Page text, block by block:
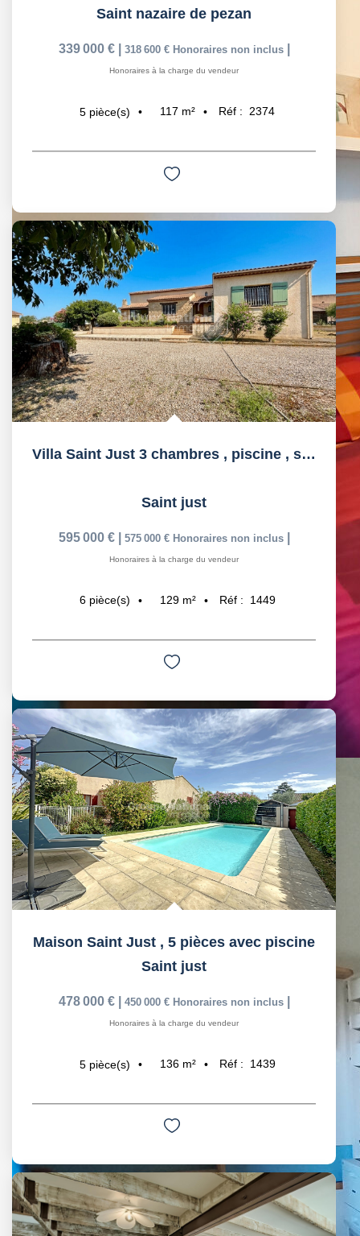
Saint nazaire de pezan
339 000 € 318 600 € Honoraires non inclus
Honoraires à la charge du vendeur
5 pièce(s) 117 m² Réf : 2374
Villa Saint Just 3 chambres , piscine , sous sol...
Saint just
595 000 € 575 000 € Honoraires non inclus
Honoraires à la charge du vendeur
6 pièce(s) 129 m² Réf : 1449
Maison Saint Just , 5 pièces avec piscine
Saint just
478 000 € 450 000 € Honoraires non inclus
Honoraires à la charge du vendeur
5 pièce(s) 136 m² Réf : 1439